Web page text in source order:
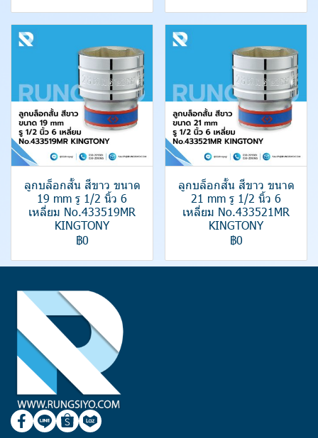
ลูกบล็อกสั้น สีขาว ขนาด
19 mm รู 1/2 นิ้ว 6
เหลี่ยม No.433519MR
KINGTONY
฿0
ลูกบล็อกสั้น สีขาว ขนาด
21 mm รู 1/2 นิ้ว 6
เหลี่ยม No.433521MR
KINGTONY
฿0